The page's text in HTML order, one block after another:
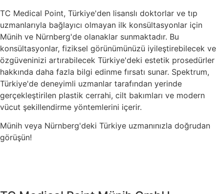
TC Medical Point, Türkiye'den lisanslı doktorlar ve tıp
uzmanlarıyla bağlayıcı olmayan ilk konsültasyonlar için
Münih ve Nürnberg'de olanaklar sunmaktadır. Bu
konsültasyonlar, fiziksel görünümünüzü iyileştirebilecek ve
özgüveninizi artırabilecek Türkiye'deki estetik prosedürler
hakkında daha fazla bilgi edinme fırsatı sunar. Spektrum,
Türkiye'de deneyimli uzmanlar tarafından yerinde
gerçekleştirilen plastik cerrahi, cilt bakımları ve modern
vücut şekillendirme yöntemlerini içerir.
Münih veya Nürnberg'deki Türkiye uzmanınızla doğrudan
görüşün!